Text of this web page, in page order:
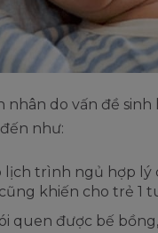
nhân do vấn đề
như:
lịch trình ngủ hợp lý
khiến cho trẻ 1
quen được bế